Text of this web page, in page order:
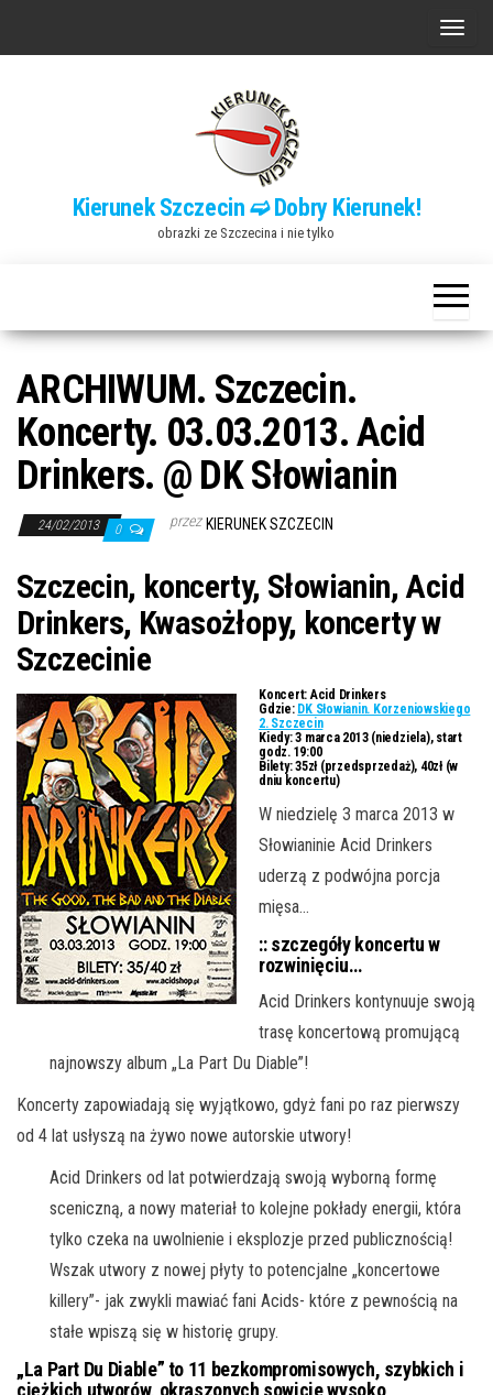
P
n
a
w
Kierunek Szczecin ➫ Dobry Kierunek!
obrazki ze Szczecina i nie tylko
ARCHIWUM. Szczecin.
Koncerty. 03.03.2013. Acid
Drinkers. @ DK Słowianin
24/02/2013 0 przez KIERUNEK SZCZECIN
Szczecin, koncerty, Słowianin, Acid
Drinkers, Kwasożłopy, koncerty w
Szczecinie
Koncert:Acid Drinkers
Gdzie: DK Słowianin. Korzeniowskiego
2. Szczecin
Kiedy:3 marca 2013 (niedziela), start
godz. 19:00
Bilety:35zł (przedsprzedaż), 40zł (w
dniu koncertu)
W niedzielę 3 marca 2013 w
Słowianinie Acid Drinkers
uderzą z podwójna porcja
mięsa…
:: szczegóły koncertu w
rozwinięciu…
Acid Drinkers kontynuuje swoją
trasę koncertową promującą
najnowszy album „La Part Du Diable”!
Koncerty zapowiadają się wyjątkowo, gdyż fani po raz pierwszy
od 4 lat usłyszą na żywo nowe autorskie utwory!
Acid Drinkers od lat potwierdzają swoją wyborną formę
sceniczną, a nowy materiał to kolejne pokłady energii, która
tylko czeka na uwolnienie i eksplozje przed publicznością!
Wszak utwory z nowej płyty to potencjalne „koncertowe
killery”- jak zwykli mawiać fani Acids- które z pewnością na
stałe wpiszą się w historię grupy.
„La Part Du Diable” to 11 bezkompromisowych, szybkich i
ciężkich utworów, okraszonych sowicie wysoko